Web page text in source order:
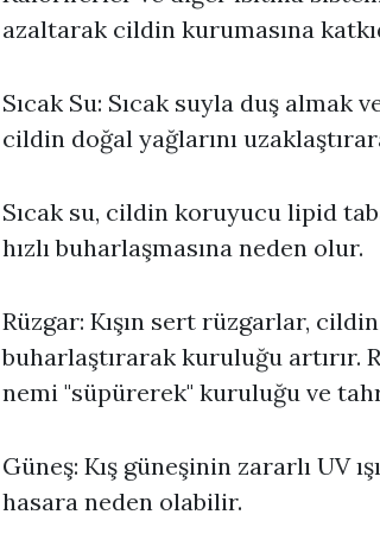
azaltarak cildin kurumasına
Sıcak Su: Sıcak suyla duş almak
cildin doğal yağlarını
Sıcak su, cildin koruyucu lipid
hızlı buharlaşmasına neden olur.
Rüzgar: Kışın sert rüzgarlar,
buharlaştırarak kuruluğu artırır.
nemi "süpürerek" kuruluğu ve
Güneş: Kış güneşinin zararlı UV
hasara neden olabilir.